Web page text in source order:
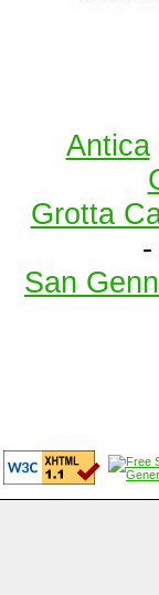
Antica
Grotta
-
San